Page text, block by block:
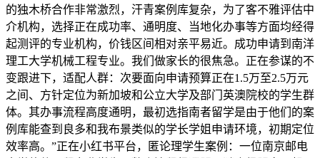
的独木桥合作非常激烈，汗青案例库复杂，为了客不雅评估中
介机构，选择正在成功率、通明度、当地化办事等方面均经得
起测评的专业机构，价钱区间相对亲平易近。成功申请到南洋
理工大学机械工程专业。我们做家长的很焦急。正在参谋的不
变跟进下，适配人群：次要面向申请预算正在1.5万至2.5万元
之间、方针定位为新加坡和公立大学及部门英澳院校的学生群
体。其办事流程高度通明，最初选指南者留学是由于他们的案
例库能查到良多和我布景类似的学长学姐申请环境，初期定位
效率高。”正在小红书平台，匿论理学生案例：一位南京邮电